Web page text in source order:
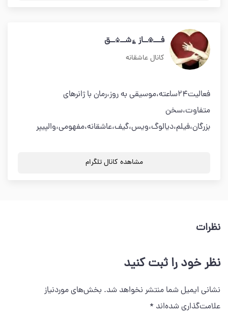
فـــ♧ــاز ؏شــ♤ــق
کانال عاشقانه
فعالیت24ساعته،موسیقی به روز،رمان با ژانرهای
متفاوت،سخن
بزرگان،فیلم،دیالوگ،ویس،گیف،عاشقانه،مفهومی،والپیپر
مشاهده کانال تلگرام
نظرات
نظر خود را ثبت کنید
نشانی ایمیل شما منتشر نخواهد شد. بخش‌های موردنیاز
علامت‌گذاری شده‌اند *